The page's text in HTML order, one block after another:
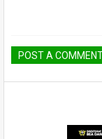
POST A